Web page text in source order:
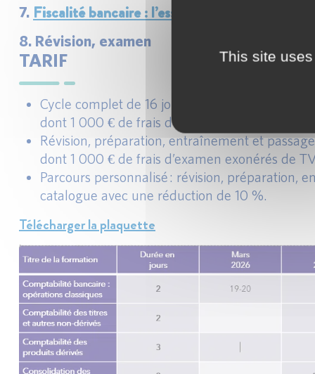
7. Fiscalité bancaire : l’essentiel
8. Révision, examen
TARIF
Cycle complet de 16 jours y compris l’examen :
dont 1 000 € de frais d’examen exonérés de
Révision, préparation, entraînement et
dont 1 000 € de frais d’examen exonérés de
Parcours personnalisé : révision, préparation,
catalogue avec une réduction de 10 %.
Télécharger la plaquette
This site